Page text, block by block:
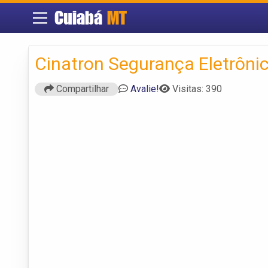
Cuiabá MT
Cinatron Segurança
Compartilhar Avalie! Visitas: 390